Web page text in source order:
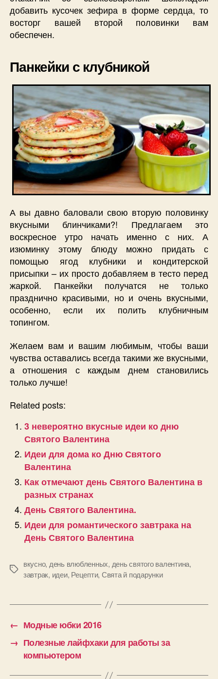
добавить кусочек зефира в форме сердца, то
восторг вашей второй половинки вам
обеспечен.
Панкейки с клубникой
А вы давно баловали свою вторую половинку
вкусными блинчиками?! Предлагаем это
воскресное утро начать именно с них. А
изюминку этому блюду можно придать с
помощью ягод клубники и кондитерской
присыпки – их просто добавляем в тесто перед
жаркой. Панкейки получатся не только
празднично красивыми, но и очень вкусными,
особенно, если их полить клубничным
топингом.
Желаем вам и вашим любимым, чтобы ваши
чувства оставались всегда такими же вкусными,
а отношения с каждым днем становились
только лучше!
Related posts:
3 невероятно вкусные идеи ко дню
Святого Валентина
Идеи для дома ко Дню Святого
Валентина
Как отмечают день Святого Валентина в
разных странах
День Святого Валентина.
Идеи для романтического завтрака на
День Святого Валентина
Позначки
вкусно, день влюбленных, день святого валентина,
завтрак, идеи, Рецепти, Свята й подарунки
← Модные юбки 2016
→ Полезные лайфхаки для работы за
компьютером